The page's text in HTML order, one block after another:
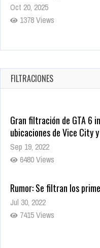
Oct 20, 2025
1378 Views
Warner Bros. lleva a las
Oct 17, 2025
1434 Views
FILTRACIONES
Gran filtración de GTA 6
ubicaciones de Vice City
Sep 19, 2022
6480 Views
Rumor: Se filtran los
Jul 30, 2022
7415 Views